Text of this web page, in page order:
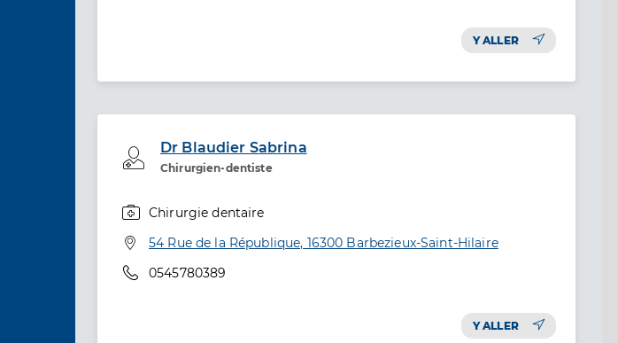
Y ALLER
Dr Blaudier Sabrina
Chirurgien-dentiste
Professionel de santé
Chirurgie dentaire
Adresse
54 Rue de la République, 16300 Barbezieux-Saint-Hilaire
Téléphone
0545780389
Y ALLER